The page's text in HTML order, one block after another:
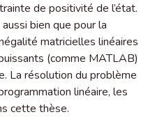
de positivité de l’état.
bien que pour la
matricielles linéaires
(comme MATLAB)
La résolution du problème
linéaire, les
cette thèse.